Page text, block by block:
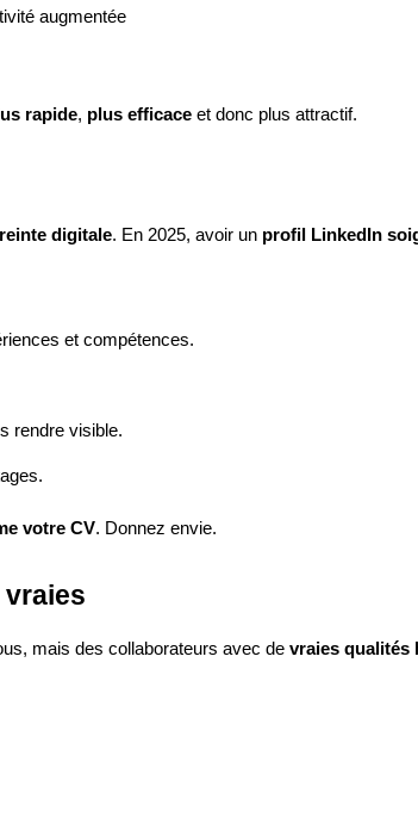
augmentée
rapide, plus efficace et donc plus attractif.
digitale. En 2025, avoir un profil LinkedIn
et compétences.
rendre visible.
votre CV. Donnez envie.
mais des collaborateurs avec de vraies qualités